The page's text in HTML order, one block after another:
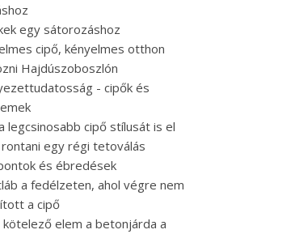
egy sátorozáshoz
cipő, kényelmes otthon
Hajdúszoboszlón
- cipők és
legcsinosabb cipő stílusát is el
egy régi tetoválás
és ébredések
a fedélzeten, ahol végre nem
a cipő
elem a betonjárda a